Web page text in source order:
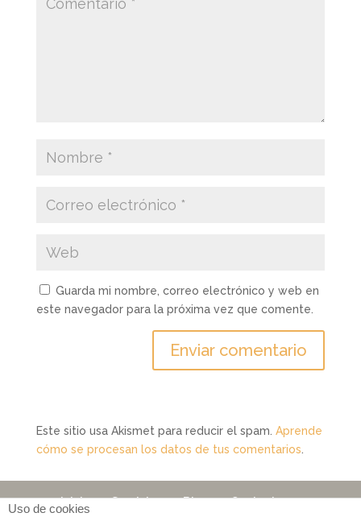
Guarda mi nombre, correo electrónico y web en
este navegador para la próxima vez que comente.
Este sitio usa Akismet para reducir el spam. Aprende
cómo se procesan los datos de tus comentarios
Inicio Servicios Blog Contacto
Uso de cookies